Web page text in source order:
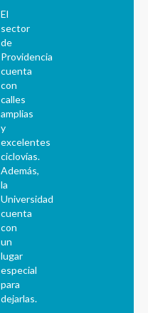
El
sector
de
Providencia
cuenta
con
calles
amplias
y
excelentes
ciclovías.
Además,
la
Universidad
cuenta
con
un
lugar
especial
para
dejarlas.